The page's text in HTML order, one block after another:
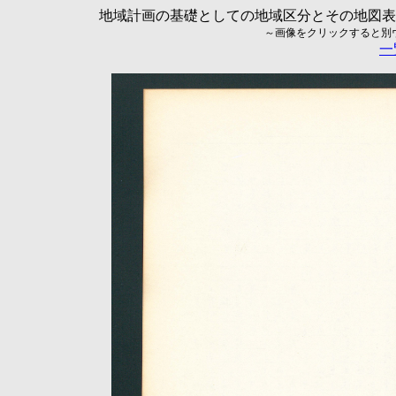
地域計画の基礎としての地域区分とその地
～画像をクリックすると
一